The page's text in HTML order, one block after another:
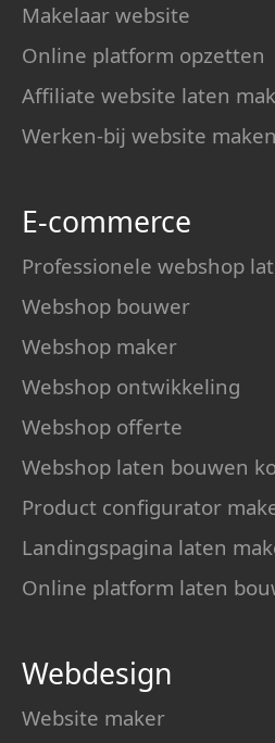
Makelaar website
Online platform opzetten
Affiliate website laten
Werken-bij website maken
E-commerce
Professionele webshop
Webshop bouwer
Webshop maker
Webshop ontwikkeling
Webshop offerte
Webshop laten bouwen
Product configurator
Landingspagina laten
Online platform laten
Webdesign
Website maker